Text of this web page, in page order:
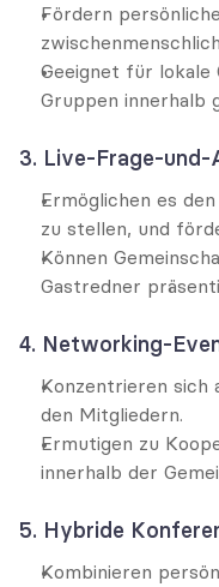
Fördern
Geeignet für lokale
Gruppen innerhalb
3. Live-Frage-
Ermöglichen es
zu stellen, und
Können
Gastredner
4. Networking-
Konzentrieren sich
den Mitgliedern.
Ermutigen zu
innerhalb der
5. Hybride
Kombinieren